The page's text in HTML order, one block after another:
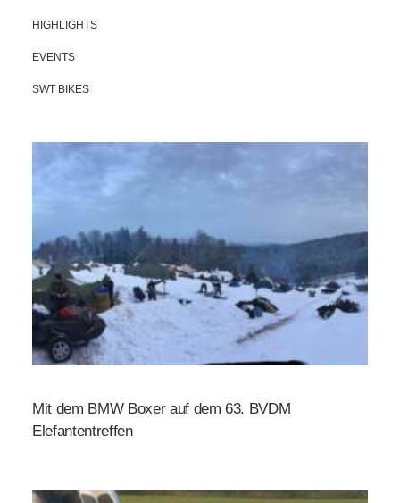
HIGHLIGHTS
EVENTS
SWT BIKES
Mit dem BMW Boxer auf dem 63. BVDM
Elefantentreffen